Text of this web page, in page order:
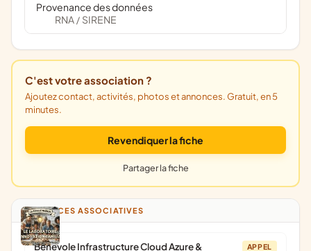
Provenance des données
RNA / SIRENE
C'est votre association ?
Ajoutez contact, activités, photos et annonces. Gratuit, en 5
minutes.
Revendiquer la fiche
Partager la fiche
ANNONCES ASSOCIATIVES
APPEL
Bénévole Infrastructure Cloud Azure &